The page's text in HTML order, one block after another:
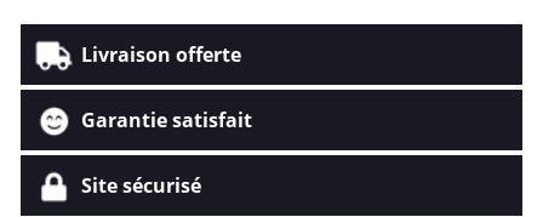
Livraison offerte
Garantie satisfait
Site sécurisé